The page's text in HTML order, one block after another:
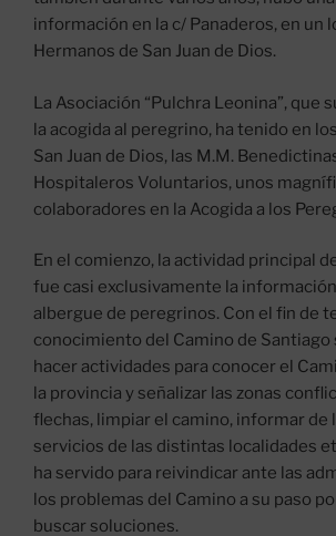
información en la c/ Panaderos, en un
Hermanos de San Juan de Dios.
La Asociación “Pulchra Leonina”, que
la acogida al peregrino, ha tenido en
San Juan de Dios, las M.M.
Hospitaleros Voluntarios, unos
colaboradores en la Acogida a los
En el comienzo, la actividad principal
fue casi exclusivamente la información
albergue de peregrinos. Con el fin de
conocimiento del Camino de Santiago
hacer actividades para conocer el
la provincia y señalizar las zonas
flechas, limpiar el camino, informar de
servicios de las distintas localidades
ha servido para reivindicar ante las
los problemas del Camino a su paso
buscar soluciones.